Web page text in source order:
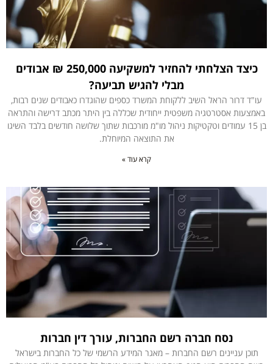
כיצד הצלחתי להחזיר למשקיעה 250,000 ₪ אבודים
מבלי להגיש תביעה?
עו"ד דרור הראל השיב ללקוחת המשרד כספים שהוגדרו כאבודים שנים רבות,
באמצעות אסטרטגיה משפטית ייחודית שכללה בין היתר מכתב דרישה והתראה
בן 15 עמודים וטקטיקות ניהול מו"מ מורכבות שתוך שלושה חודשים בלבד השיגו
את התוצאה המיוחלת.
קרא עוד »
נסח חברה רשם החברות, עורך דין חברות
תוכן עניינים רשם החברות – מאגר המידע הרשמי של כל החברות בישראל